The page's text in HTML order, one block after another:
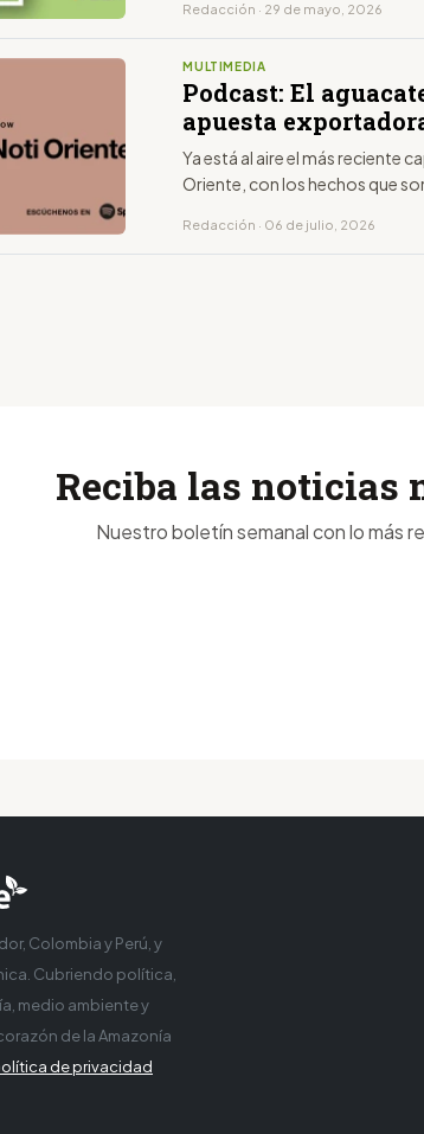
Redacción · 29 de mayo, 2026
MULTIMEDIA
Podcast: El
apuesta
Ya está al aire el más reciente
Oriente, con los hechos que
Redacción · 06 de julio, 2026
Reciba las noticias
Nuestro boletín semanal con lo más
Colombia y Perú, y
Cubriendo política,
medio ambiente y
de la Amazonía
de privacidad